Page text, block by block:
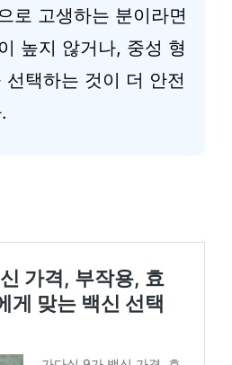
로 고생하는 분이라면
높지 않거나, 중성 형
택하는 것이 더 안전